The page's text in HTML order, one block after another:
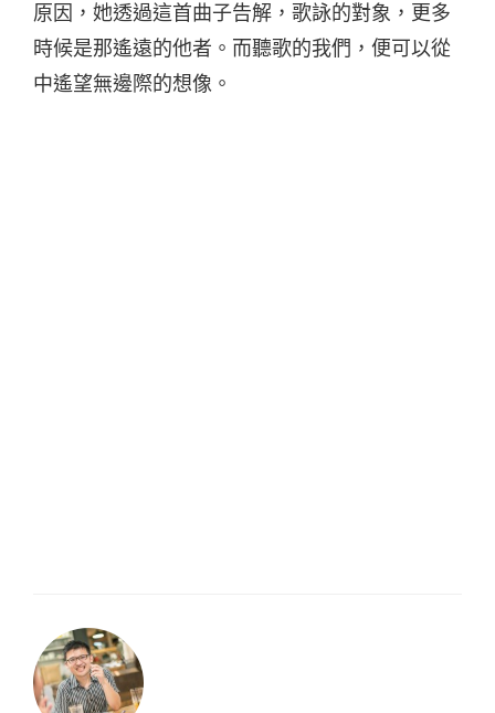
原因，她透過這首曲子告解，歌詠的對象，更多
時候是那遙遠的他者。而聽歌的我們，便可以從
中遙望無邊際的想像。